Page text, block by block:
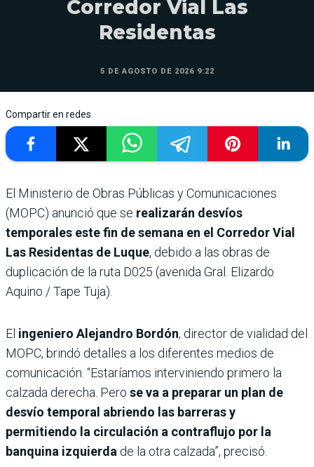
Corredor Vial Las
Residentas
5 DE AGOSTO DE 2026 9:22
Compartir en redes
El Ministerio de Obras Públicas y Comunicaciones
(MOPC) anunció que se realizarán desvíos
temporales este fin de semana en el Corredor Vial
Las Residentas de Luque, debido a las obras de
duplicación de la ruta D025 (avenida Gral. Elizardo
Aquino / Tape Tuja).
El ingeniero Alejandro Bordón, director de vialidad del
MOPC, brindó detalles a los diferentes medios de
comunicación. “Estaríamos interviniendo primero la
calzada derecha. Pero se va a preparar un plan de
desvío temporal abriendo las barreras y
permitiendo la circulación a contraflujo por la
banquina izquierda de la otra calzada”, precisó.